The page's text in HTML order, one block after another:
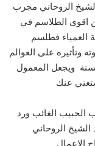
الروحاني مجرب
اقوى الطلاسم في
العمياء فطلسم
وتأثيره على العوالم
ويجعل المعمول
عنك
الغائب ورد
الشيخ الروحاني
الاعمال